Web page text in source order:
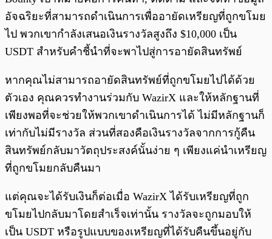
อัจฉริยะที่สามารถดำเนินการเพื่ออายัดเหรียญที่ถูกขโมย
ไป พวกเขากำลังเสนอเงินรางวัลสูงถึง $10,000 เป็น
USDT สำหรับคำชี้นำที่จะพาไปสู่การอายัดสินทรัพย์
หากคุณไม่สามารถอายัดสินทรัพย์ที่ถูกขโมยไปได้ด้วย
ตัวเอง คุณควรทำงานร่วมกับ WazirX และให้หลักฐานที่
เพียงพอที่จะช่วยให้พวกเขาดำเนินการได้ ไม่มีหลักฐานก็
เท่ากับไม่มีรางวัล ส่วนที่สองคือเงินรางวัลจากการกู้คืน
สินทรัพย์กลับมาวัตถุประสงค์นั้นง่าย ๆ เพียงแค่นำเหรียญ
ที่ถูกขโมยกลับคืนมา
แต่คุณจะได้รับเงินก็ต่อเมื่อ WazirX ได้รับเหรียญที่ถูก
ขโมยไปกลับมาโดยสำเร็จเท่านั้น รางวัลจะถูกมอบให้
เป็น USDT หรือรูปแบบของเหรียญที่ได้รับคืนขึ้นอยู่กับ